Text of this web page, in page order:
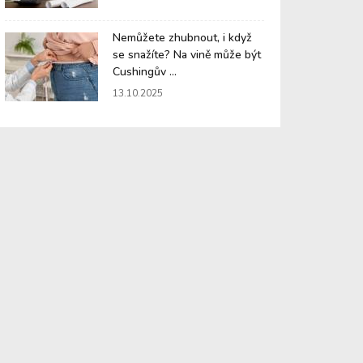
Nemůžete zhubnout, i když
se snažíte? Na vině může být
Cushingův ...
13.10.2025